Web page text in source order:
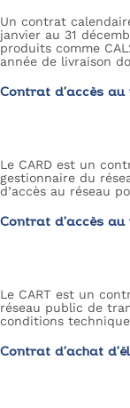
Un contrat
janvier au 31
produits comme
année de livraison
Contrat d’accès au
Le CARD est un
gestionnaire du
d’accès au réseau
Contrat d’accès
Le CART est un
réseau public de
conditions
Contrat d’achat